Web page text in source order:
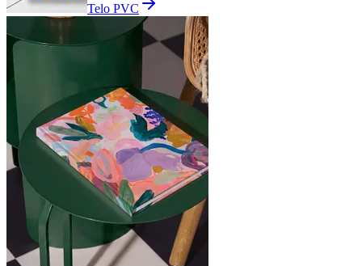
Telo PVC